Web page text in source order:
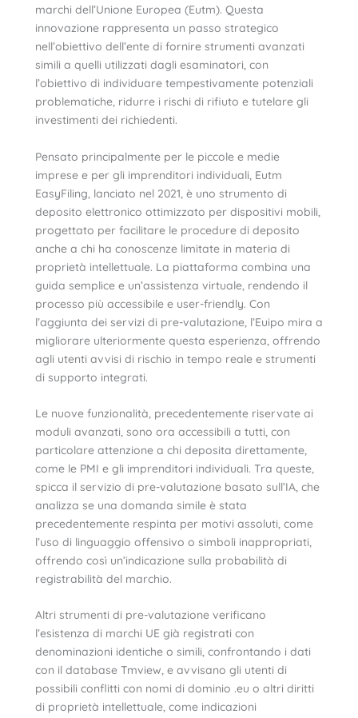
marchi dell’Unione Europea (Eutm). Questa
innovazione rappresenta un passo strategico
nell’obiettivo dell’ente di fornire strumenti avanzati
simili a quelli utilizzati dagli esaminatori, con
l’obiettivo di individuare tempestivamente potenziali
problematiche, ridurre i rischi di rifiuto e tutelare gli
investimenti dei richiedenti.
Pensato principalmente per le piccole e medie
imprese e per gli imprenditori individuali, Eutm
EasyFiling, lanciato nel 2021, è uno strumento di
deposito elettronico ottimizzato per dispositivi mobili,
progettato per facilitare le procedure di deposito
anche a chi ha conoscenze limitate in materia di
proprietà intellettuale. La piattaforma combina una
guida semplice e un’assistenza virtuale, rendendo il
processo più accessibile e user-friendly. Con
l’aggiunta dei servizi di pre-valutazione, l’Euipo mira a
migliorare ulteriormente questa esperienza, offrendo
agli utenti avvisi di rischio in tempo reale e strumenti
di supporto integrati.
Le nuove funzionalità, precedentemente riservate ai
moduli avanzati, sono ora accessibili a tutti, con
particolare attenzione a chi deposita direttamente,
come le PMI e gli imprenditori individuali. Tra queste,
spicca il servizio di pre-valutazione basato sull’IA, che
analizza se una domanda simile è stata
precedentemente respinta per motivi assoluti, come
l’uso di linguaggio offensivo o simboli inappropriati,
offrendo così un’indicazione sulla probabilità di
registrabilità del marchio.
Altri strumenti di pre-valutazione verificano
l’esistenza di marchi UE già registrati con
denominazioni identiche o simili, confrontando i dati
con il database Tmview, e avvisano gli utenti di
possibili conflitti con nomi di dominio .eu o altri diritti
di proprietà intellettuale, come indicazioni